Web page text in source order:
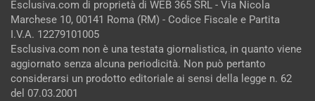
Esclusiva.com di proprietà di WEB 365 SRL - Via Nicola
Marchese 10, 00141 Roma (RM) - Codice Fiscale e Partita
I.V.A. 12279101005
Esclusiva.com non è una testata giornalistica, in quanto viene
aggiornato senza alcuna periodicità. Non può pertanto
considerarsi un prodotto editoriale ai sensi della legge n. 62
del 07.03.2001